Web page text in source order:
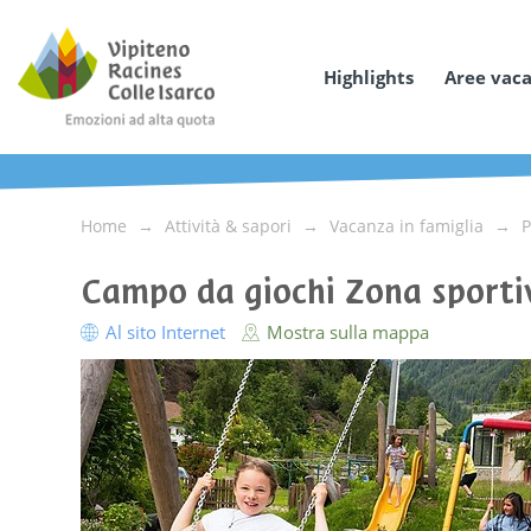
Highlights Aree
Home Attività & sapori Vacanza in famiglia
Campo da giochi Zona
Al sito Internet Mostra sulla mappa